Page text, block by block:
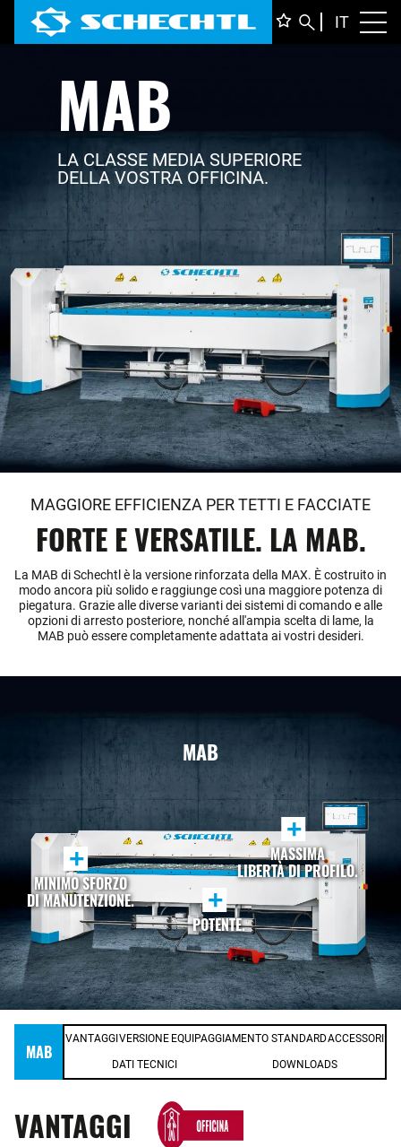
IT
MAB
LA CLASSE MEDIA SUPERIORE
DELLA VOSTRA OFFICINA.
MAGGIORE EFFICIENZA PER TETTI E FACCIATE
FORTE E VERSATILE. LA MAB.
La MAB di Schechtl è la versione rinforzata della MAX. È costruito in
modo ancora più solido e raggiunge così una maggiore potenza di
piegatura. Grazie alle diverse varianti dei sistemi di comando e alle
opzioni di arresto posteriore, nonché all'ampia scelta di lame, la
MAB può essere completamente adattata ai vostri desideri.
MAB
+
MINIMO SFORZO
DI MANUTENZIONE.
+
MASSIMA
LIBERTÀ DI PROFILO.
+
POTENTE.
MAB
VANTAGGI VERSIONE EQUIPAGGIAMENTO STANDARDACCESSORI
DATI TECNICI DOWNLOADS
VANTAGGI